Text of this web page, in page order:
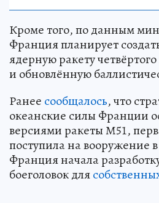
Кроме того, по данным
Франция планирует
ядерную ракету
и обновлённую
Ранее сообщалось, что
океанские силы Франции
версиями ракеты М51,
поступила на вооружение
Франция начала
боеголовок для